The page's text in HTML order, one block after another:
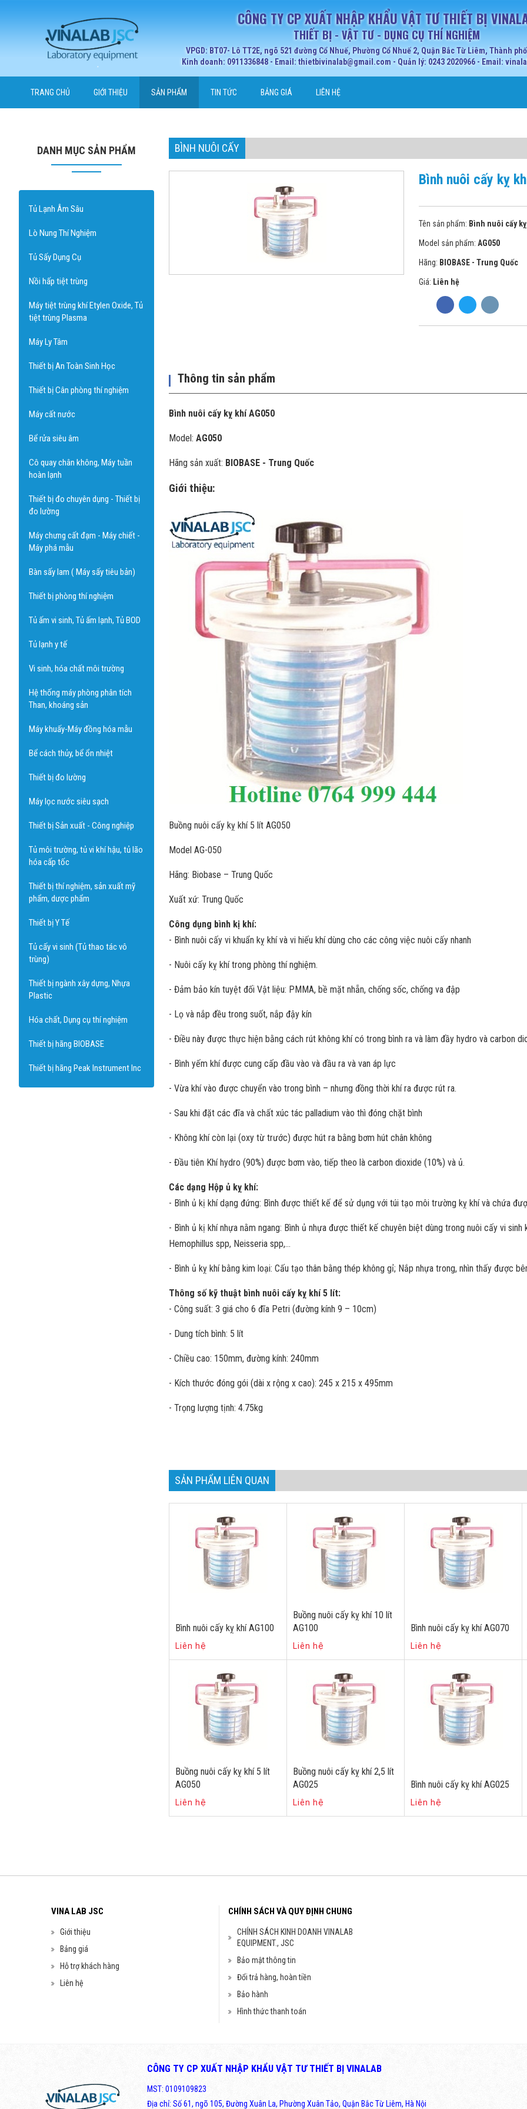
CÔNG TY CP XUẤT NHẬP KHẨU VẬT TƯ THIẾT BỊ
THIẾT BỊ - VẬT TƯ - DỤNG CỤ THÍ NGHIỆM
VPGD: BT07- Lô TT2E, ngõ 521 đường Cổ Nhuế, Phường Cổ Nhuế 2, Quận Bắc Từ Liêm, Thành
Kinh doanh: 0911336848 - Email: thietbivinalab@gmail.com - Quản lý: 0243 2020966 - Email:
TRANG CHỦ GIỚI THIỆU SẢN PHẨM TIN TỨC BẢNG GIÁ LIÊN HỆ
DANH MỤC SẢN PHẨM
Tủ Lạnh Âm Sâu
Lò Nung Thí Nghiệm
Tủ Sấy Dụng Cụ
Nồi hấp tiệt trùng
Máy tiệt trùng khí Etylen Oxide, Tủ
tiệt trùng Plasma
Máy Ly Tâm
Thiết bị An Toàn Sinh Học
Thiết bị Cân phòng thí nghiệm
Máy cất nước
Bể rửa siêu âm
Cô quay chân không, Máy tuần
hoàn lạnh
Thiết bị đo chuyên dụng - Thiết bị
đo lường
Máy chưng cất đạm - Máy chiết -
Máy phá mẫu
Bàn sấy lam ( Máy sấy tiêu bản)
Thiết bị phòng thí nghiệm
Tủ ấm vi sinh, Tủ ấm lạnh, Tủ BOD
Tủ lạnh y tế
Vi sinh, hóa chất môi trường
Hệ thống máy phòng phân tích
Than, khoáng sản
Máy khuấy-Máy đồng hóa mẫu
Bể cách thủy, bể ổn nhiệt
Thiết bị đo lường
Máy lọc nước siêu sạch
Thiết bị Sản xuất - Công nghiệp
Tủ môi trường, tủ vi khí hậu, tủ lão
hóa cấp tốc
Thiết bị thí nghiệm, sản xuất mỹ
phẩm, dược phẩm
Thiết bị Y Tế
Tủ cấy vi sinh (Tủ thao tác vô
trùng)
Thiết bị ngành xây dựng, Nhựa
Plastic
Hóa chất, Dụng cụ thí nghiệm
Thiết bị hãng BIOBASE
Thiết bị hãng Peak Instrument Inc
BÌNH NUÔI CẤY
Bình nuôi cấy kỵ
Tên sản phẩm: Bình nuôi cấy
Model sản phẩm: AG050
Hãng: BIOBASE - Trung Quốc
Giá: Liên hệ
Thông tin sản phẩm
Bình nuôi cấy kỵ khí AG050
Model: AG050
Hãng sản xuất: BIOBASE - Trung Quốc
Giới thiệu:
Buồng nuôi cấy kỵ khí 5 lít AG050
Model AG-050
Hãng: Biobase – Trung Quốc
Xuất xứ: Trung Quốc
Công dụng bình kị khí:
- Bình nuôi cấy vi khuẩn kỵ khí và vi hiếu khí dùng cho các công việc nuôi cấy nhanh
- Nuôi cấy kỵ khí trong phòng thí nghiệm.
- Đảm bảo kín tuyệt đối Vật liệu: PMMA, bề mặt nhẵn, chống sốc, chống va đập
- Lọ và nắp đều trong suốt, nắp đậy kín
- Điều này được thực hiện bằng cách rút không khí có trong bình ra và làm đầy hydro và carbon
- Bình yếm khí được cung cấp đầu vào và đầu ra và van áp lực
- Vừa khí vào được chuyển vào trong bình – nhưng đồng thời khí ra được rút ra.
- Sau khi đặt các đĩa và chất xúc tác palladium vào thì đóng chặt bình
- Không khí còn lại (oxy từ trước) được hút ra bằng bơm hút chân không
- Đầu tiên Khí hydro (90%) được bơm vào, tiếp theo là carbon dioxide (10%) và ủ.
Các dạng Hộp ủ kỵ khí:
- Bình ủ kị khí dạng đứng: Bình được thiết kế để sử dụng với túi tạo môi trường kỵ khí và chứa
- Bình ủ kị khí nhựa nằm ngang: Bình ủ nhựa được thiết kế chuyên biệt dùng trong nuôi cấy vi
Hemophillus spp, Neisseria spp,…
- Bình ủ kỵ khí bằng kim loại: Cấu tạo thân bằng thép không gỉ; Nắp nhựa trong, nhìn thấy được
Thông số kỹ thuật bình nuôi cấy kỵ khí 5 lít:
- Công suất: 3 giá cho 6 đĩa Petri (đường kính 9 – 10cm)
- Dung tích bình: 5 lít
- Chiều cao: 150mm, đường kính: 240mm
- Kích thước đóng gói (dài x rộng x cao): 245 x 215 x 495mm
- Trọng lượng tịnh: 4.75kg
SẢN PHẨM LIÊN QUAN
Bình nuôi cấy kỵ khí AG100
Liên hệ
Buồng nuôi cấy kỵ khí 10 lít
AG100
Liên hệ
Bình nuôi cấy kỵ khí AG070
Liên hệ
Buồng nuôi cấy kỵ khí 5 lít
AG050
Liên hệ
Buồng nuôi cấy kỵ khí 2,5 lít
AG025
Liên hệ
Bình nuôi cấy kỵ khí AG025
Liên hệ
VINA LAB JSC
Giới thiệu
Bảng giá
Hỗ trợ khách hàng
Liên hệ
CHÍNH SÁCH VÀ QUY ĐỊNH CHUNG
CHÍNH SÁCH KINH DOANH VINALAB
EQUIPMENT., JSC
Bảo mật thông tin
Đổi trả hàng, hoàn tiền
Bảo hành
Hình thức thanh toán
CÔNG TY CP XUẤT NHẬP KHẨU VẬT TƯ THIẾT BỊ VINALAB
MST: 0109109823
Địa chỉ: Số 61, ngõ 105, Đường Xuân La, Phường Xuân Tảo, Quận Bắc Từ Liêm, Hà Nội